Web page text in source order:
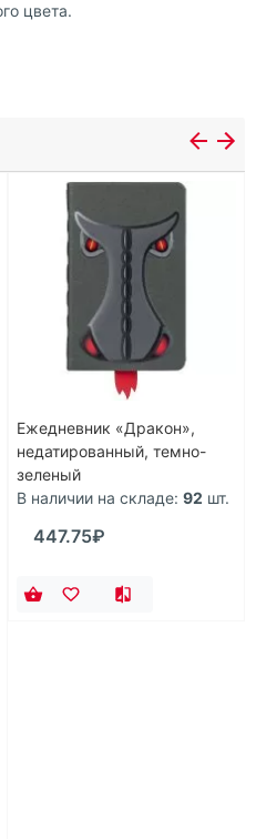
цвета.
Ежедневник «Дракон»,
недатированный, темно-
зеленый
В наличии на складе: 92 шт.
447.75₽